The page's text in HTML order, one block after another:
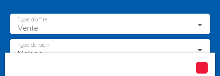
ACCUEIL PROGRAMMES
Vente
Type d'offre
Maison
Type de bien